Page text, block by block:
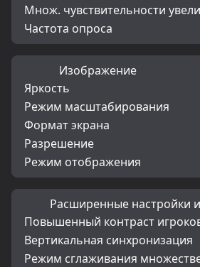
Множ. чувствительности
Частота опроса
Изображение
Яркость
Режим масштабирования
Формат экрана
Разрешение
Режим отображения
Расширенные настройки
Повышенный контраст
Вертикальная синхронизация
Режим сглаживания